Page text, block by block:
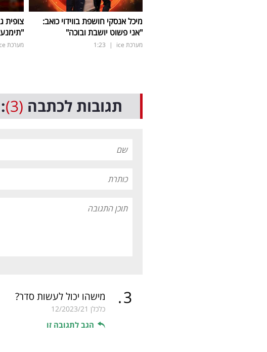
מיכל אנסקי חושפת בווידוי כואב:
"אני פשוט יושבת ובוכה"
מערכת ice |
1:23
צופית
מערכת ice
תגובות לכתבה (3)
:
3
. מישהו יכול לעשות סדר?
כלכלן 12/2023/21
הגב לתגובה זו